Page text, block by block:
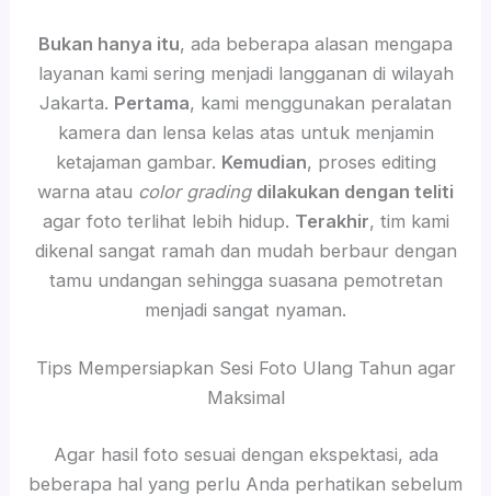
Bukan hanya itu, ada beberapa alasan mengapa
layanan kami sering menjadi langganan di wilayah
Jakarta. Pertama, kami menggunakan peralatan
kamera dan lensa kelas atas untuk menjamin
ketajaman gambar. Kemudian, proses editing
warna atau color grading dilakukan dengan teliti
agar foto terlihat lebih hidup. Terakhir, tim kami
dikenal sangat ramah dan mudah berbaur dengan
tamu undangan sehingga suasana pemotretan
menjadi sangat nyaman.
Tips Mempersiapkan Sesi Foto Ulang Tahun agar
Maksimal
Agar hasil foto sesuai dengan ekspektasi, ada
beberapa hal yang perlu Anda perhatikan sebelum